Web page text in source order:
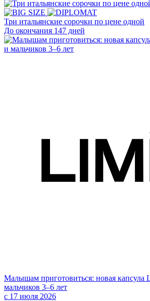
Три итальянские сорочки по цене одной
До окончания 147 дней
Малышам приготовиться: новая капсула
мальчиков 3–6 лет
с 17 июля 2026